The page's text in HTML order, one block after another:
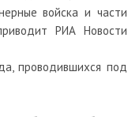
войска и части
РИА Новости
проводившихся под